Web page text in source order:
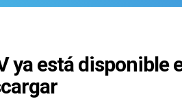
ya está disponible